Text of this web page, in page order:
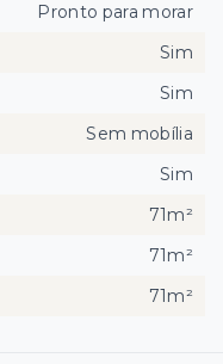
Pronto para morar
Sim
Sim
Sem mobília
Sim
71m²
71m²
71m²